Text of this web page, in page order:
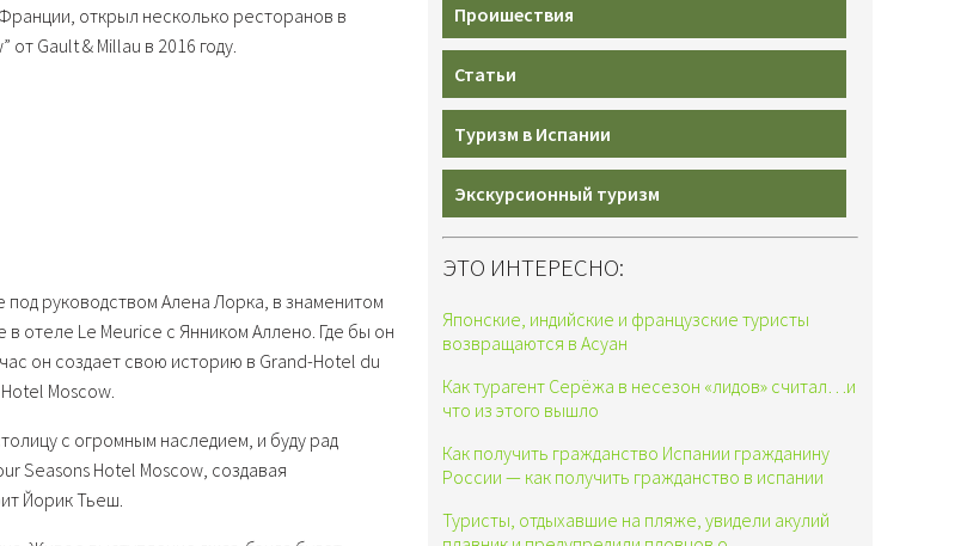
открыл несколько ресторанов в
Gault & Millau в 2016 году.
руководством Алена Лорка, в знаменитом
отеле Le Meurice c Янником Аллено. Где бы он
он создает свою историю в Grand-Hotel du
Moscow.
с огромным наследием, и буду рад
Seasons Hotel Moscow, создавая
Йорик Тьеш.
Проишествия
Статьи
Туризм в Испании
Экскурсионный туризм
ЭТО ИНТЕРЕСНО:
Японские, индийские и французские туристы
возвращаются в Асуан
Как турагент Серёжа в несезон «лидов» считал…и
что из этого вышло
Как получить гражданство Испании гражданину
России — как получить гражданство в испании
Туристы, отдыхавшие на пляже, увидели акулий